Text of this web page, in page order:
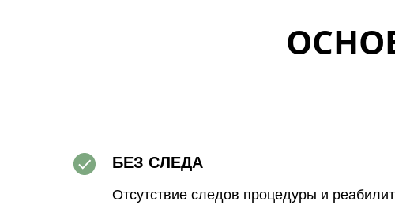
БЕЗ СЛЕДА
Отсутствие следов процедуры и